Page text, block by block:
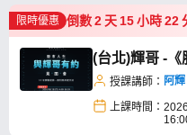
限時優惠 倒數2 天15小時22
(台北)輝哥 -《
授課講師： 阿輝
上課時間：